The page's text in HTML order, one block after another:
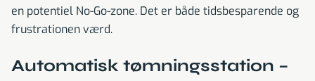
en potentiel No-Go-zone. Det er både tidsbesparende og
frustrationen værd.
Automatisk tømningsstation –